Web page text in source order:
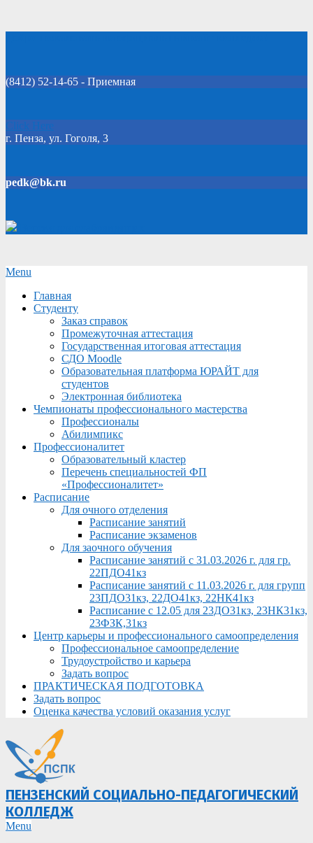
(8412) 52-14-65 - Приемная
Click Here
г. Пенза, ул. Гоголя, 3
pedk@bk.ru
Secondary
Menu
Menu
Главная
Студенту
Заказ справок
Промежуточная аттестация
Государственная итоговая аттестация
СДО Moodle
Образовательная платформа ЮРАЙТ для
студентов
Электронная библиотека
Чемпионаты профессионального мастерства
Профессионалы
Абилимпикс
Профессионалитет
Образовательный кластер
Перечень специальностей ФП
«Профессионалитет»
Расписание
Для очного отделения
Расписание занятий
Расписание экзаменов
Для заочного обучения
Расписание занятий с 31.03.2026 г. для гр.
22ПДО41кз
Расписание занятий с 11.03.2026 г. для групп
23ПДО31кз, 22ДО41кз, 22НК41кз
Расписание с 12.05 для 23ДО31кз, 23НК31кз,
23ФЗК,31кз
Центр карьеры и профессионального самоопределения
Профессиональное самоопределение
Трудоустройство и карьера
Задать вопрос
ПРАКТИЧЕСКАЯ ПОДГОТОВКА
Задать вопрос
Оценка качества условий оказания услуг
ПЕНЗЕНСКИЙ СОЦИАЛЬНО-ПЕДАГОГИЧЕСКИЙ
КОЛЛЕДЖ
Primary
Menu